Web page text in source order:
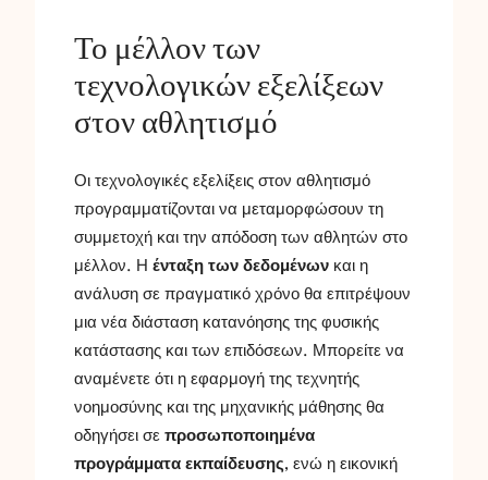
Το μέλλον των
τεχνολογικών εξελίξεων
στον αθλητισμό
Οι τεχνολογικές εξελίξεις στον αθλητισμό
προγραμματίζονται να μεταμορφώσουν τη
συμμετοχή και την απόδοση των αθλητών στο
μέλλον. Η ένταξη των δεδομένων και η
ανάλυση σε πραγματικό χρόνο θα επιτρέψουν
μια νέα διάσταση κατανόησης της φυσικής
κατάστασης και των επιδόσεων. Μπορείτε να
αναμένετε ότι η εφαρμογή της τεχνητής
νοημοσύνης και της μηχανικής μάθησης θα
οδηγήσει σε προσωποποιημένα
προγράμματα εκπαίδευσης, ενώ η εικονική